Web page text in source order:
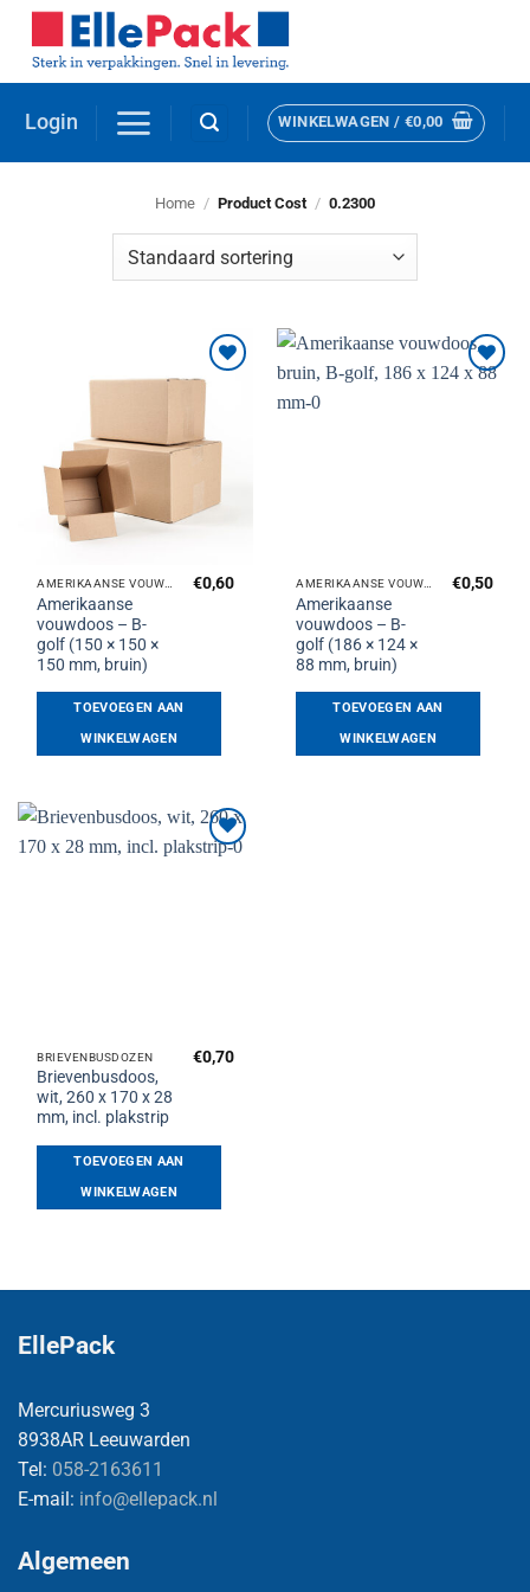
naar
inhoud
Login WINKELWAGEN / €0,00
Home / Product Cost / 0.2300
Toevoegen
aan
Amerikaanse
vouwdoos – B-
golf (150 × 150 ×
150 mm, bruin)
€0,60
TOEVOEGEN AAN
WINKELWAGEN
Amerikaanse
vouwdoos – B-
golf (186 × 124 ×
88 mm, bruin)
€0,50
TOEVOEGEN AAN
WINKELWAGEN
Toevoegen
BRIEVENBUSDOZEN
Brievenbusdoos,
wit, 260 x 170 x 28
mm, incl. plakstrip
€0,70
TOEVOEGEN AAN
WINKELWAGEN
EllePack
Mercuriusweg 3
8938AR Leeuwarden
Tel: 058-2163611
E-mail: info@ellepack.nl
Algemeen